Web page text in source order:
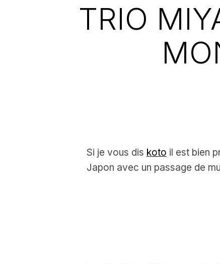
TRIO
Si je vous dis koto il est bien
Japon avec un passage de